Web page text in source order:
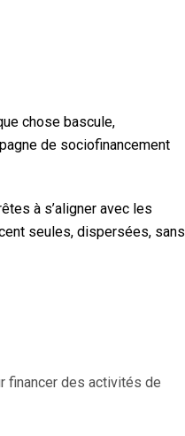
chose bascule,
de sociofinancement
à s’aligner avec les
seules, dispersées, sans
financer des activités de